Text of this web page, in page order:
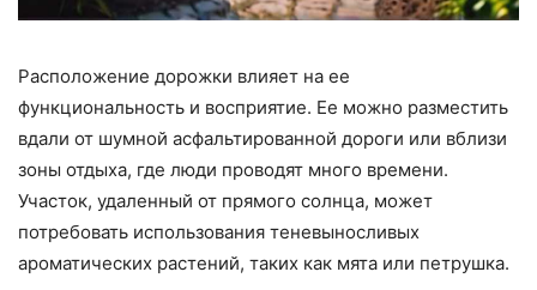
Расположение дорожки влияет на ее
функциональность и восприятие. Ее можно разместить
вдали от шумной асфальтированной дороги или вблизи
зоны отдыха, где люди проводят много времени.
Участок, удаленный от прямого солнца, может
потребовать использования теневыносливых
ароматических растений, таких как мята или петрушка.